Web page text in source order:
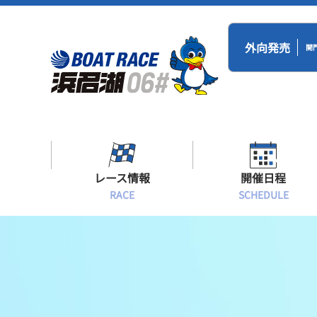
外向発売 開
レース情報
RACE
開催日程
SCHEDULE